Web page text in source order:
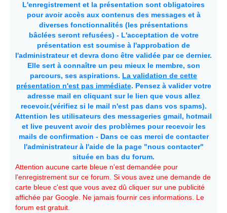
L'enregistrement et la présentation sont obligatoires
pour avoir accès aux contenus des messages et à
diverses fonctionnalités (les présentations
bâclées seront refusées) - L'acceptation de votre
présentation est soumise à l'approbation de
l'administrateur et devra donc être validée par ce dernier.
Elle sert à connaître un peu mieux le membre, son
parcours, ses aspirations. La validation de cette
présentation n'est pas immédiate. Pensez à valider votre
adresse mail en cliquant sur le lien que vous allez
recevoir.(vérifiez si le mail n'est pas dans vos spams).
Attention les utilisateurs des messageries gmail, hotmail
et live peuvent avoir des problèmes pour recevoir les
mails de confirmation - Dans ce cas merci de contacter
l'administrateur à l'aide de la page "nous contacter"
située en bas du forum.
Attention aucune carte bleue n'est demandée pour
l'enregistrement sur ce forum. Si vous avez une demande de
carte bleue c'est que vous avez dû cliquer sur une publicité
affichée par Google. Ne jamais fournir ces informations. Le
forum est gratuit.